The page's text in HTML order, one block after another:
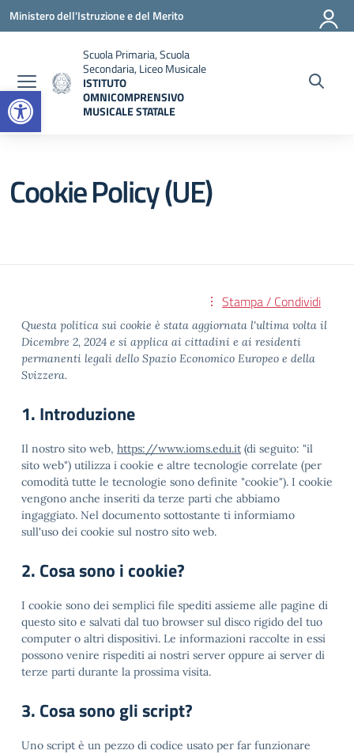
Open toolbar
Vai ai contenuti
Vai al menu di navigazione
Vai al footer
Ministero dell'Istruzione e del Merito
Scuola Primaria, Scuola
Secondaria, Liceo Musicale
ISTITUTO
OMNICOMPRENSIVO
MUSICALE STATALE
Cookie Policy (UE)
Stampa / Condividi
Questa politica sui cookie è stata aggiornata l'ultima volta il
Dicembre 2, 2024 e si applica ai cittadini e ai residenti
permanenti legali dello Spazio Economico Europeo e della
Svizzera.
1. Introduzione
Il nostro sito web, https://www.ioms.edu.it (di seguito: "il
sito web") utilizza i cookie e altre tecnologie correlate (per
comodità tutte le tecnologie sono definite "cookie"). I cookie
vengono anche inseriti da terze parti che abbiamo
ingaggiato. Nel documento sottostante ti informiamo
sull'uso dei cookie sul nostro sito web.
2. Cosa sono i cookie?
I cookie sono dei semplici file spediti assieme alle pagine di
questo sito e salvati dal tuo browser sul disco rigido del tuo
computer o altri dispositivi. Le informazioni raccolte in essi
possono venire rispediti ai nostri server oppure ai server di
terze parti durante la prossima visita.
3. Cosa sono gli script?
Uno script è un pezzo di codice usato per far funzionare